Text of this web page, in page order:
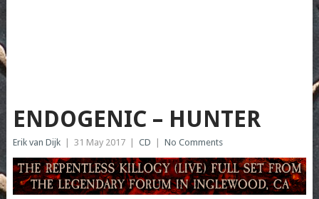
ENDOGENIC – HUNTER
Erik van Dijk 31 May 2017 CD No Comments